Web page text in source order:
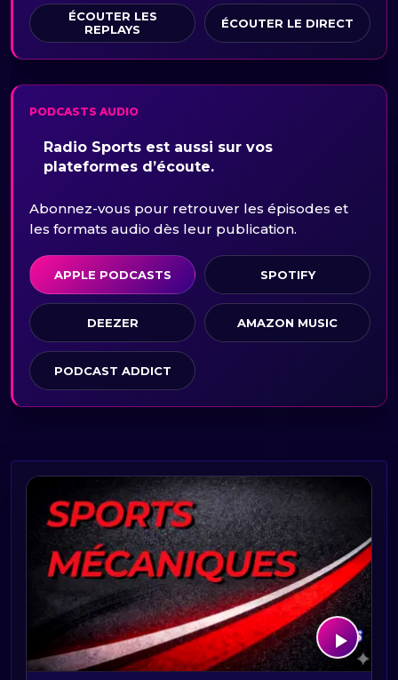
ÉCOUTER LES
REPLAYS
ÉCOUTER LE DIRECT
PODCASTS AUDIO
Radio Sports est aussi sur vos
plateformes d’écoute.
Abonnez-vous pour retrouver les épisodes et
les formats audio dès leur publication.
APPLE PODCASTS SPOTIFY
DEEZER AMAZON MUSIC
PODCAST ADDICT